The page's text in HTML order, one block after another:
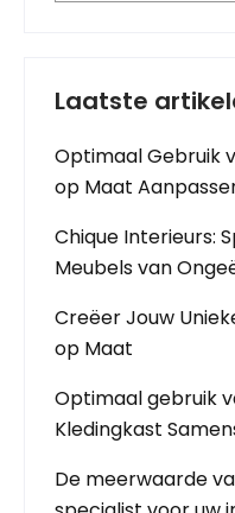
Laatste
Optimaal Gebruik
op Maat
Chique Interieurs:
Meubels van
Creëer Jouw
op Maat
Optimaal gebruik
Kledingkast
De meerwaarde